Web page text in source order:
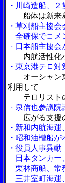
・川崎造船、
船体は新来
・草刈船主協
全確保でコメ
・日本船主協
内航活性化
・東京港テロ
オーシャン
利用して
テロリストの
・泉信也参議
広がる支援
・新和内航海
・昭和油槽船
・役員人事異動
日本タンカー
栗林商船、常
三井室町海運